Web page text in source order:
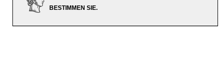
BESTIMMEN SIE.